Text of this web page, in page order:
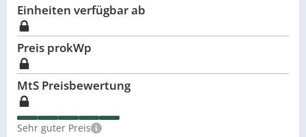
Einheiten verfügbar ab
Preis prokWp
MtS Preisbewertung
Sehr guter Preis